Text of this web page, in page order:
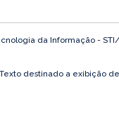
da Informação -
Texto destinado a exibição